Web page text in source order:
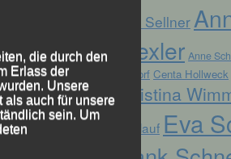
Alex Sellner
Drexler Anne
Arnstorf Centa Hollweck
Christina
Domlauf Eva
die durch den
Erlass der
Unsere
als auch für unsere
sein. Um